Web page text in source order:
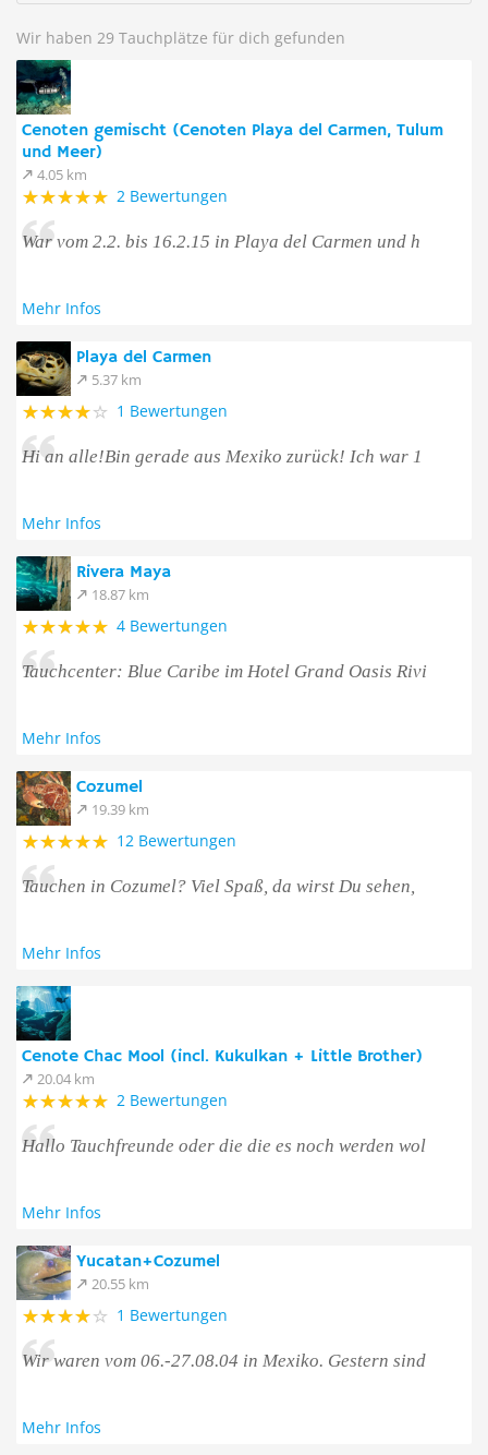
Wir haben 29 Tauchplätze für dich gefunden
Cenoten gemischt (Cenoten Playa del Carmen, Tulum
und Meer)
4.05 km
2 Bewertungen
War vom 2.2. bis 16.2.15 in Playa del Carmen und h
Mehr Infos
Playa del Carmen
5.37 km
1 Bewertungen
Hi an alle!Bin gerade aus Mexiko zurück! Ich war 1
Mehr Infos
Rivera Maya
18.87 km
4 Bewertungen
Tauchcenter: Blue Caribe im Hotel Grand Oasis Rivi
Mehr Infos
Cozumel
19.39 km
12 Bewertungen
Tauchen in Cozumel? Viel Spaß, da wirst Du sehen,
Mehr Infos
Cenote Chac Mool (incl. Kukulkan + Little Brother)
20.04 km
2 Bewertungen
Hallo Tauchfreunde oder die die es noch werden wol
Mehr Infos
Yucatan+Cozumel
20.55 km
1 Bewertungen
Wir waren vom 06.-27.08.04 in Mexiko. Gestern sind
Mehr Infos